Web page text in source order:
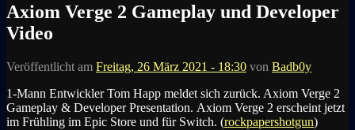
Axiom Verge 2 Gameplay und Developer
Video
Veröffentlicht am Freitag, 26 März 2021 - 18:30 von Badb0y
1-Mann Entwickler Tom Happ meldet sich zurück. Axiom Verge 2
Gameplay & Developer Presentation. Axiom Verge 2 erscheint jetzt
im Frühling im Epic Store und für Switch. (rockpapershotgun)